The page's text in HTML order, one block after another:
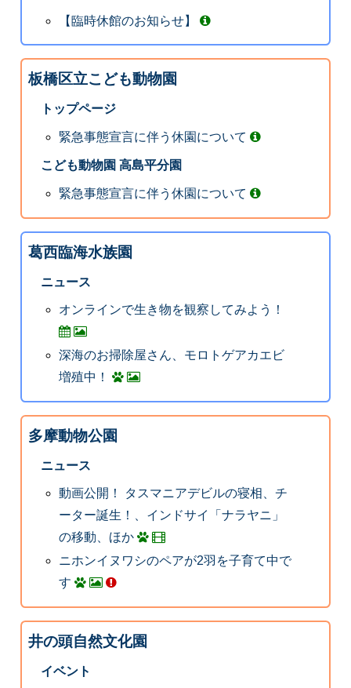
【臨時休館のお知らせ】
板橋区立こども動物園
トップページ
緊急事態宣言に伴う休園について
こども動物園 高島平分園
緊急事態宣言に伴う休園について
葛西臨海水族園
ニュース
オンラインで生き物を観察してみよう！
深海のお掃除屋さん、モロトゲアカエビ
増殖中！
多摩動物公園
ニュース
動画公開！ タスマニアデビルの寝相、チ
ーター誕生！、インドサイ「ナラヤニ」
の移動、ほか
ニホンイヌワシのペアが2羽を子育て中で
す
井の頭自然文化園
イベント